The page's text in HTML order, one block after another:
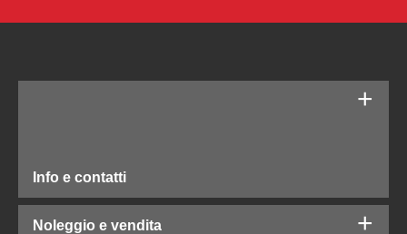
Info e contatti
Noleggio e vendita